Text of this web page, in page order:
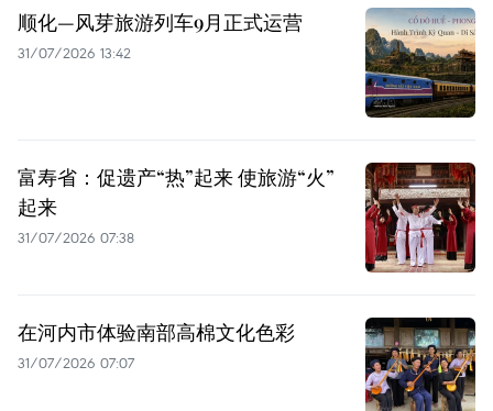
顺化—风芽旅游列车9月正式运营
31/07/2026 13:42
富寿省：促遗产“热”起来 使旅游“火”
起来
31/07/2026 07:38
在河内市体验南部高棉文化色彩
31/07/2026 07:07